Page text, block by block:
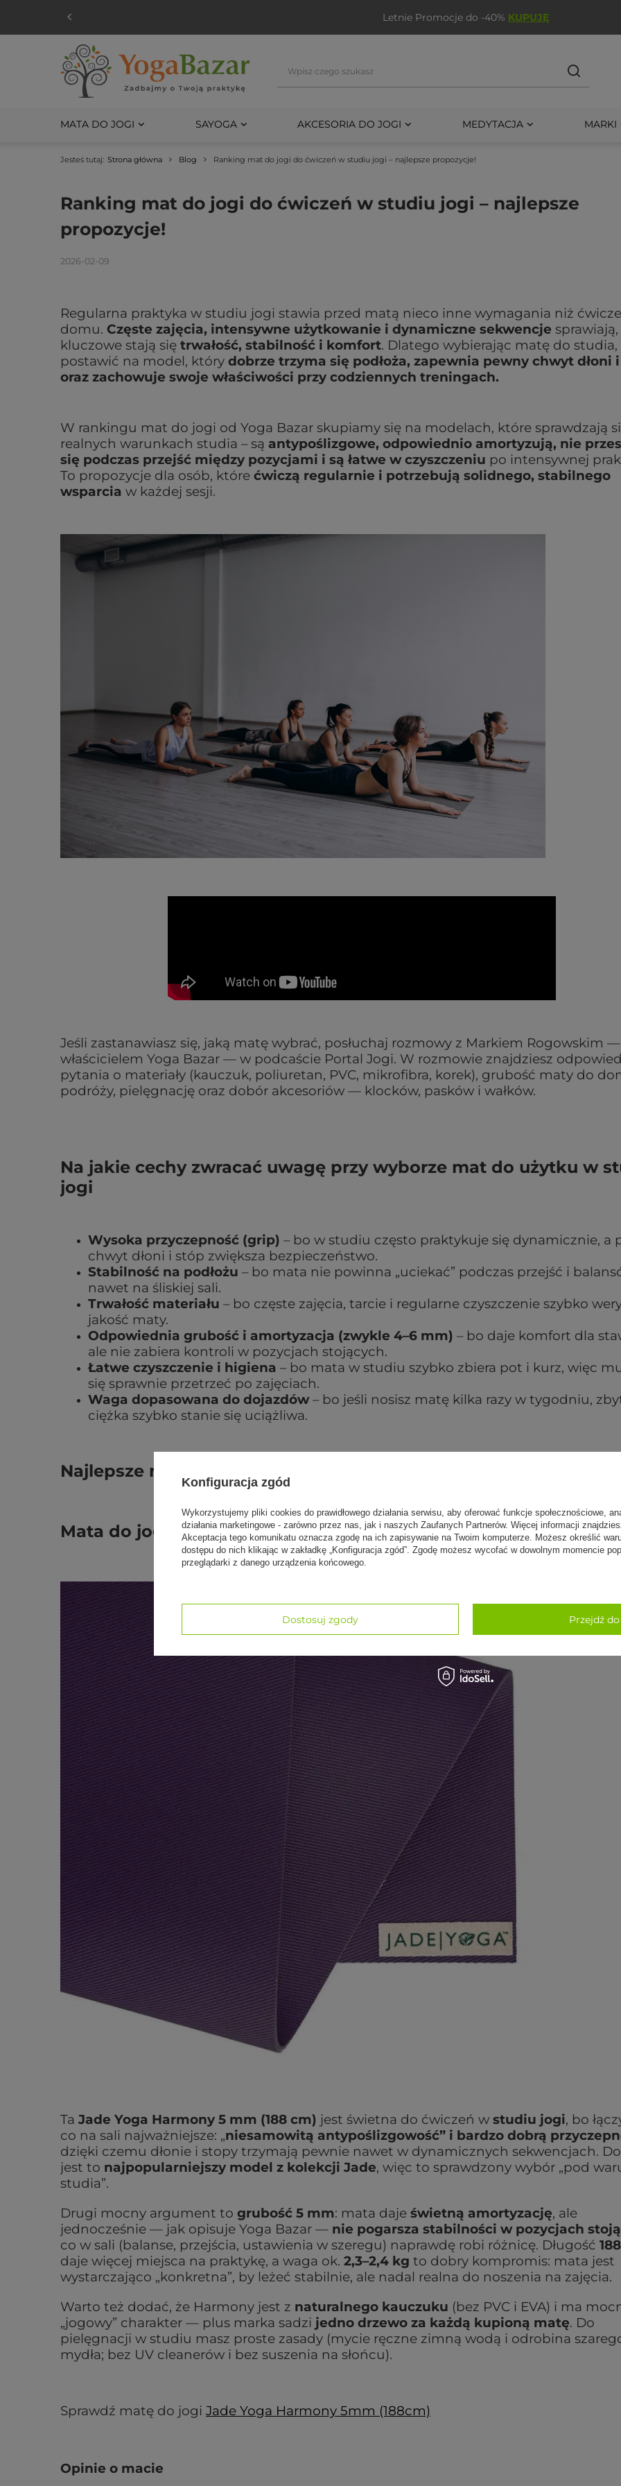
Letnie Promocje do -40% KUPUJĘ
MATA DO JOGI SAYOGA AKCESORIA DO JOGI MEDYTACJA MARKI
Jesteś tutaj: Strona główna Blog Ranking mat do jogi do ćwiczeń w studiu jogi – najlepsze propozycje!
Ranking mat do jogi do ćwiczeń w studiu jogi – najlepsze
propozycje!
2026-02-09
Regularna praktyka w studiu jogi stawia przed matą nieco inne wymagania niż
domu. Częste zajęcia, intensywne użytkowanie i dynamiczne sekwencje sprawiają,
kluczowe stają się trwałość, stabilność i komfort. Dlatego wybierając matę do
postawić na model, który dobrze trzyma się podłoża, zapewnia pewny chwyt dłoni
oraz zachowuje swoje właściwości przy codziennych treningach.
W rankingu mat do jogi od Yoga Bazar skupiamy się na modelach, które sprawdzają
realnych warunkach studia – są antypoślizgowe, odpowiednio amortyzują, nie
się podczas przejść między pozycjami i są łatwe w czyszczeniu po intensywnej
To propozycje dla osób, które ćwiczą regularnie i potrzebują solidnego, stabilnego
wsparcia w każdej sesji.
Jeśli zastanawiasz się, jaką matę wybrać, posłuchaj rozmowy z Markiem Rogowskim —
właścicielem Yoga Bazar — w podcaście Portal Jogi. W rozmowie znajdziesz
pytania o materiały (kauczuk, poliuretan, PVC, mikrofibra, korek), grubość maty do
podróży, pielęgnację oraz dobór akcesoriów — klocków, pasków i wałków.
Na jakie cechy zwracać uwagę przy wyborze mat do użytku w
jogi
Wysoka przyczepność (grip) – bo w studiu często praktykuje się dynamicznie, a
chwyt dłoni i stóp zwiększa bezpieczeństwo.
Stabilność na podłożu – bo mata nie powinna „uciekać” podczas przejść i
nawet na śliskiej sali.
Trwałość materiału – bo częste zajęcia, tarcie i regularne czyszczenie szybko
jakość maty.
Odpowiednia grubość i amortyzacja (zwykle 4–6 mm) – bo daje komfort dla
ale nie zabiera kontroli w pozycjach stojących.
Łatwe czyszczenie i higiena – bo mata w studiu szybko zbiera pot i kurz, więc
się sprawnie przetrzeć po zajęciach.
Waga dopasowana do dojazdów– bo jeśli nosisz matę kilka razy w tygodniu,
ciężka szybko stanie się uciążliwa.
Najlepsze maty do ćwiczeń w studiu jogi – poznaj je wszystkie!
Mata do jogi Jade Yoga Harmony 5mm (188cm)
Ta Jade Yoga Harmony 5 mm (188 cm) jest świetna do ćwiczeń w studiu jogi, bo
co na sali najważniejsze: „niesamowitą antypoślizgowość” i bardzo dobrą
dzięki czemu dłonie i stopy trzymają pewnie nawet w dynamicznych sekwencjach.
jest to najpopularniejszy model z kolekcji Jade, więc to sprawdzony wybór „pod
studia”.
Drugi mocny argument to grubość 5 mm: mata daje świetną amortyzację, ale
jednocześnie — jak opisuje Yoga Bazar — nie pogarsza stabilności w pozycjach
co w sali (balanse, przejścia, ustawienia w szeregu) naprawdę robi różnicę. Długość
daje więcej miejsca na praktykę, a waga ok. 2,3–2,4 kg to dobry kompromis: mata jest
wystarczająco „konkretna”, by leżeć stabilnie, ale nadal realna do noszenia na zajęcia.
Warto też dodać, że Harmony jest z naturalnego kauczuku (bez PVC i EVA) i ma
„jogowy” charakter — plus marka sadzi jedno drzewo za każdą kupioną matę. Do
pielęgnacji w studiu masz proste zasady (mycie ręczne zimną wodą i odrobina
mydła; bez UV cleanerów i bez suszenia na słońcu).
Sprawdź matę do jogi Jade Yoga Harmony 5mm (188cm)
Opinie o macie
Konfiguracja zgód
Wykorzystujemy pliki cookies do prawidłowego działania serwisu, aby oferować funkcje społecznościowe,
działania marketingowe - zarówno przez nas, jak i naszych Zaufanych Partnerów. Więcej informacji
Akceptacja tego komunikatu oznacza zgodę na ich zapisywanie na Twoim komputerze. Możesz określić
dostępu do nich klikając w zakładkę „Konfiguracja zgód”. Zgodę możesz wycofać w dowolnym momencie
przeglądarki z danego urządzenia końcowego.
Dostosuj zgody Przejdź